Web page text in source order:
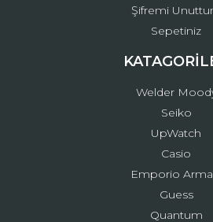
Şifremi
Sepetiniz
Welder
Seiko
UpWatch
Casio
Emporio
Guess
Quantum